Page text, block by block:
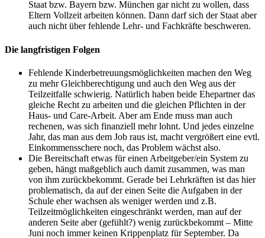
Staat bzw. Bayern bzw. München gar nicht zu wollen, dass
Eltern Vollzeit arbeiten können. Dann darf sich der Staat aber
auch nicht über fehlende Lehr- und Fachkräfte beschweren.
Die langfristigen Folgen
Fehlende Kinderbetreuungsmöglichkeiten machen den Weg
zu mehr Gleichberechtigung und auch den Weg aus der
Teilzeitfalle schwierig. Natürlich haben beide Ehepartner das
gleiche Recht zu arbeiten und die gleichen Pflichten in der
Haus- und Care-Arbeit. Aber am Ende muss man auch
rechenen, was sich finanziell mehr lohnt. Und jedes einzelne
Jahr, das man aus dem Job raus ist, macht vergrößert eine evtl.
Einkommensschere noch, das Problem wächst also.
Die Bereitschaft etwas für einen Arbeitgeber/ein System zu
geben, hängt maßgeblich auch damit zusammen, was man
von ihm zurückbekommt. Gerade bei Lehrkräften ist das hier
problematisch, da auf der einen Seite die Aufgaben in der
Schule eher wachsen als weniger werden und z.B.
Teilzeitmöglichkeiten eingeschränkt werden, man auf der
anderen Seite aber (gefühlt?) wenig zurückbekommt – Mitte
Juni noch immer keinen Krippenplatz für September. Da